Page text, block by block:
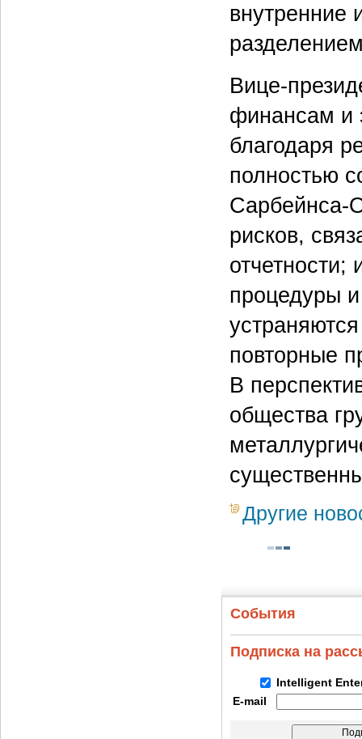
внутренние
Вице-
финансам и
благодаря
полностью
Сарбейнса-
рисков,
отчетности;
процедуры
повторные
В
общества
Другие
События
Подписка на
Intelligent
E-mail